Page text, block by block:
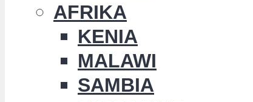
AFRIKA
KENIA
MALAWI
SAMBIA